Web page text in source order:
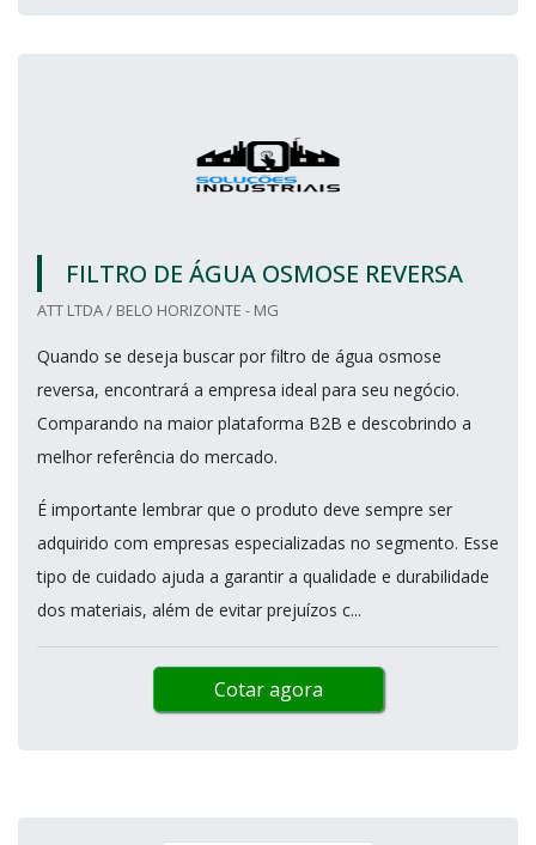
FILTRO DE ÁGUA OSMOSE REVERSA
ATT LTDA / BELO HORIZONTE - MG
Quando se deseja buscar por filtro de água osmose
reversa, encontrará a empresa ideal para seu negócio.
Comparando na maior plataforma B2B e descobrindo a
melhor referência do mercado.
É importante lembrar que o produto deve sempre ser
adquirido com empresas especializadas no segmento. Esse
tipo de cuidado ajuda a garantir a qualidade e durabilidade
dos materiais, além de evitar prejuízos c...
Cotar agora